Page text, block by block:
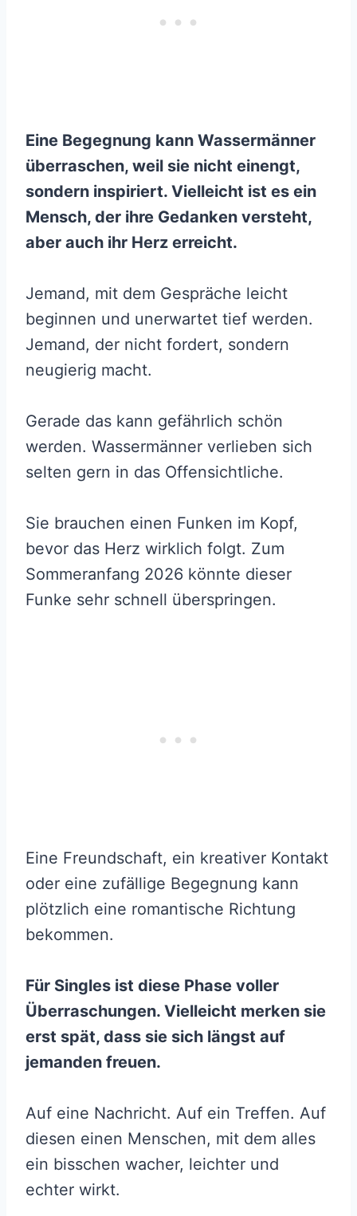
Eine Begegnung kann Wassermänner
überraschen, weil sie nicht einengt,
sondern inspiriert. Vielleicht ist es ein
Mensch, der ihre Gedanken versteht,
aber auch ihr Herz erreicht.
Jemand, mit dem Gespräche leicht
beginnen und unerwartet tief werden.
Jemand, der nicht fordert, sondern
neugierig macht.
Gerade das kann gefährlich schön
werden. Wassermänner verlieben sich
selten gern in das Offensichtliche.
Sie brauchen einen Funken im Kopf,
bevor das Herz wirklich folgt. Zum
Sommeranfang 2026 könnte dieser
Funke sehr schnell überspringen.
Eine Freundschaft, ein kreativer Kontakt
oder eine zufällige Begegnung kann
plötzlich eine romantische Richtung
bekommen.
Für Singles ist diese Phase voller
Überraschungen. Vielleicht merken sie
erst spät, dass sie sich längst auf
jemanden freuen.
Auf eine Nachricht. Auf ein Treffen. Auf
diesen einen Menschen, mit dem alles
ein bisschen wacher, leichter und
echter wirkt.